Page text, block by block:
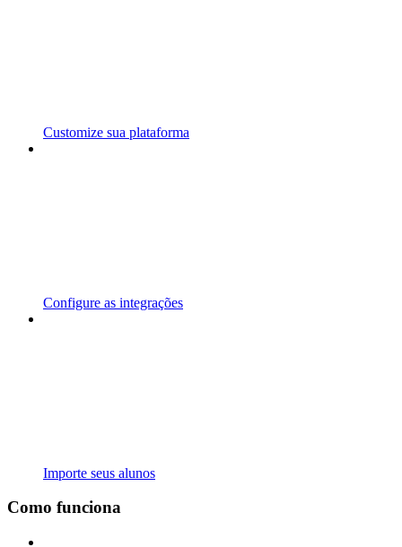
Customize sua plataforma
Configure as integrações
Importe seus alunos
Como funciona